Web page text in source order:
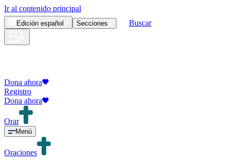
Ir al contenido principal
Edición español Secciones Buscar
Dona ahora
Registro
Dona ahora
Orar
Menú
Oraciones